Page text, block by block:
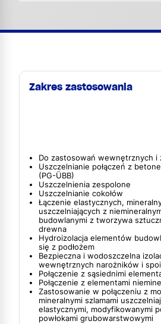
Zakres zastosowania
Do zastosowań wewnętrznych i
Uszczelnianie połączeń z
(PG-ÜBB)
Uszczelnienia zespolone
Uszczelnianie cokołów
Łączenie elastycznych,
uszczelniających z
budowlanymi z tworzywa
drewna
Hydroizolacja elementów
się z podłożem
Bezpieczna i wodoszczelna
wewnętrznych narożników i
Połączenie z sąsiednimi
Połączenie z elementami
Zastosowanie w połączeniu z
mineralnymi szlamami
elastycznymi, modyfikowanymi
powłokami grubowarstwowymi